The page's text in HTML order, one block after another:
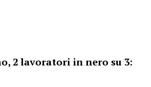
2 lavoratori in nero su 3: